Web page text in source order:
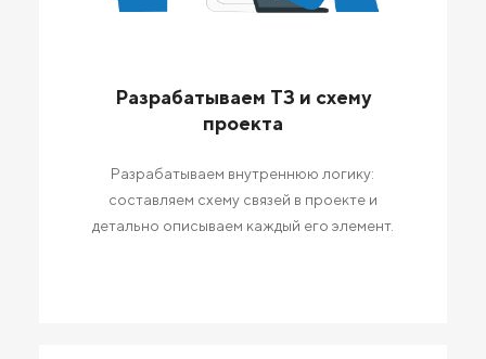
Разрабатываем ТЗ и схему
проекта
Разрабатываем внутреннюю логику:
составляем схему связей в проекте и
детально описываем каждый его элемент.